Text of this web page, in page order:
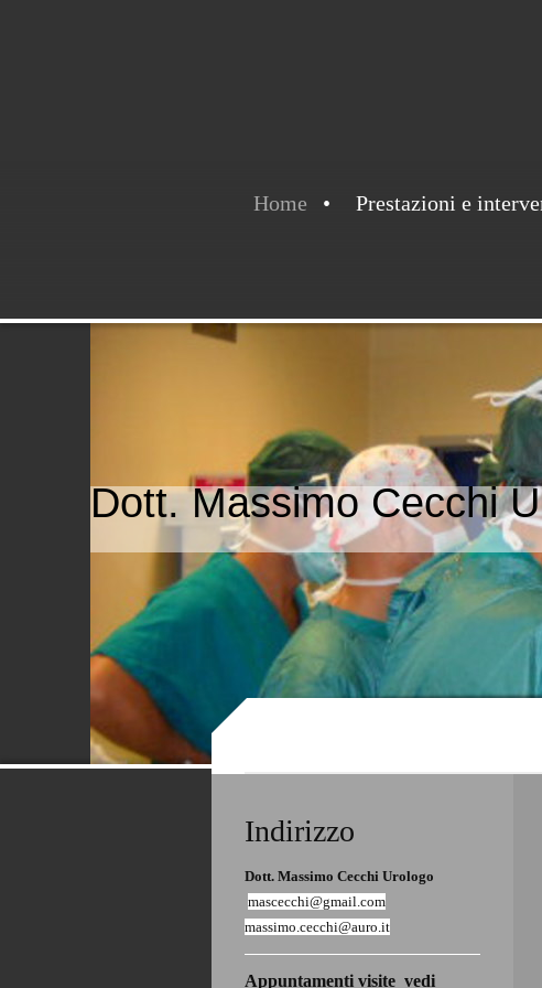
Home Prestazioni e
Dott. Massimo Cecchi
Indirizzo
Dott. Massimo Cecchi Urologo
mascecchi@gmail.com
massimo.cecchi@auro.it
Appuntamenti visite vedi